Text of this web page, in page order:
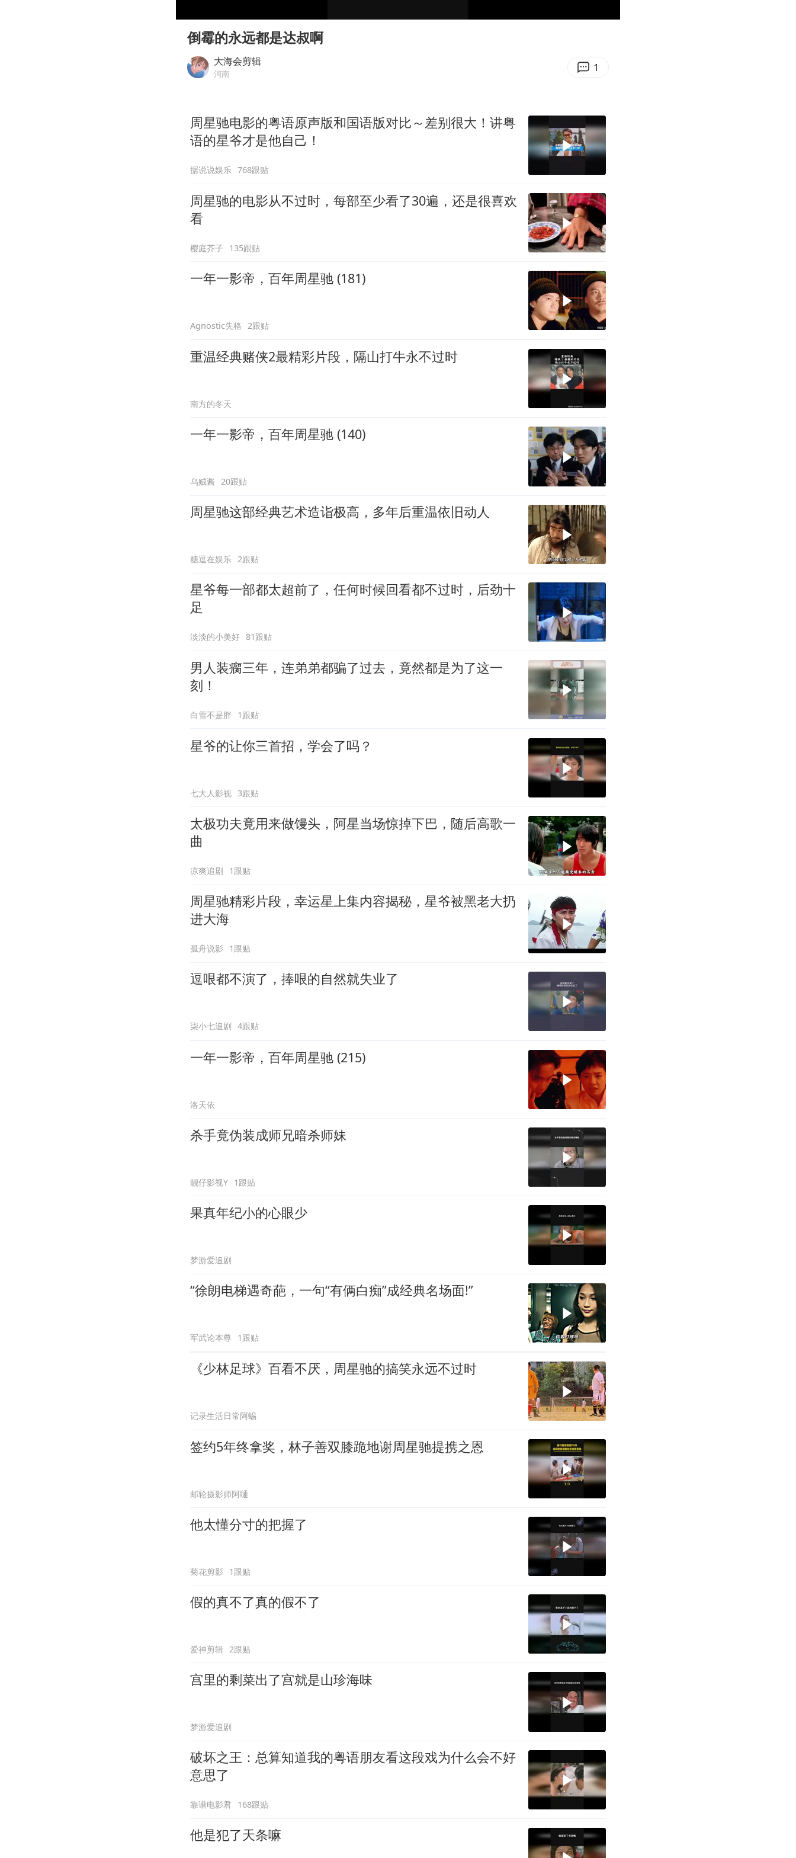
36岁男演员成景区NPC后人气爆棚
“不怕六爷挂得多 就怕六爷挂一颗”
几元成本的AI广告导致千万市值蒸发
《欢迎来龙餐馆》口碑
倒霉的永远都是达叔啊
大海会剪辑
河南 1
周星驰电影的粤语原声版和国语版对比～差别很大！讲粤
语的星爷才是他自己！
据说说娱乐 768跟贴
周星驰的电影从不过时，每部至少看了30遍，还是很喜欢
看
樱庭芥子 135跟贴
一年一影帝，百年周星驰 (181)
Agnostic失格 2跟贴
重温经典赌侠2最精彩片段，隔山打牛永不过时
南方的冬天
一年一影帝，百年周星驰 (140)
乌贼酱 20跟贴
周星驰这部经典艺术造诣极高，多年后重温依旧动人
糖逗在娱乐 2跟贴
星爷每一部都太超前了，任何时候回看都不过时，后劲十
足
淡淡的小美好 81跟贴
男人装瘸三年，连弟弟都骗了过去，竟然都是为了这一
刻！
白雪不是胖 1跟贴
星爷的让你三首招，学会了吗？
七大人影视 3跟贴
太极功夫竟用来做馒头，阿星当场惊掉下巴，随后高歌一
曲
凉爽追剧 1跟贴
周星驰精彩片段，幸运星上集内容揭秘，星爷被黑老大扔
进大海
孤舟说影 1跟贴
逗哏都不演了，捧哏的自然就失业了
柒小七追剧 4跟贴
一年一影帝，百年周星驰 (215)
洛天依
杀手竟伪装成师兄暗杀师妹
靓仔影视Y 1跟贴
果真年纪小的心眼少
梦游爱追剧
“徐朗电梯遇奇葩，一句“有俩白痴”成经典名场面!”
军武论本尊 1跟贴
《少林足球》百看不厌，周星驰的搞笑永远不过时
记录生活日常阿蜴
签约5年终拿奖，林子善双膝跪地谢周星驰提携之恩
邮轮摄影师阿嗵
他太懂分寸的把握了
菊花剪影 1跟贴
假的真不了真的假不了
爱神剪辑 2跟贴
宫里的剩菜出了宫就是山珍海味
梦游爱追剧
破坏之王：总算知道我的粤语朋友看这段戏为什么会不好
意思了
靠谱电影君 168跟贴
他是犯了天条嘛